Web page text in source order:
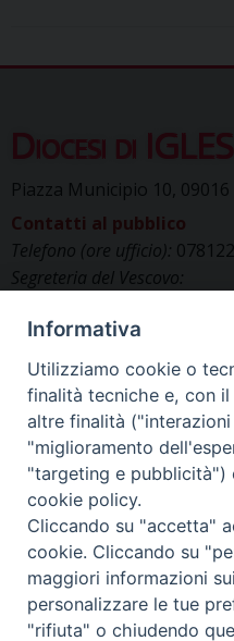
Diocesi di
Piazza Municipio 10,
Contatti al pubblico
Telefono (ore ufficio):
Segreteria del Vescovo:
Uffici di Curia:
Cancelleria (richiesta
canc.curia.iglesias@tiscali.it
Comunicazione & media
ucs.iglesias@gmail.com
Informativa
Utilizziamo cookie o
finalità tecniche e, con
altre finalità
"miglioramento
"targeting e pubblicità")
cookie policy.
Cliccando su "accetta"
cookie. Cliccando su
maggiori informazioni
personalizzare le tue
"rifiuta" o chiudendo